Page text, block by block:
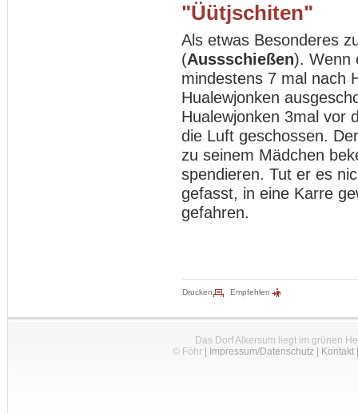
"Üütjschiten"
Als etwas Besonderes
(Aussschießen). Wenn
mindestens 7 mal nach
Hualewjonken
Hualewjonken 3mal vor
die Luft geschossen.
zu seinem Mädchen
spendieren. Tut er es
gefasst, in eine Karre
gefahren.
Drucken Empfehlen
Das Dorf Alkersum liegt im grünen
© Föhr| Impressum/Datenschutz| Kontakt